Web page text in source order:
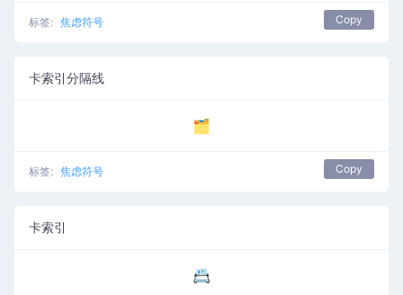
标签: 焦虑符号 Copy
卡索引分隔线
🗂️
标签: 焦虑符号 Copy
卡索引
📇